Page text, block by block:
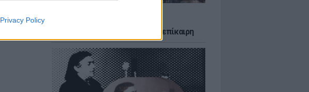
Privacy Policy
νεοπλουτισμό και παραμένει επίκαιρη